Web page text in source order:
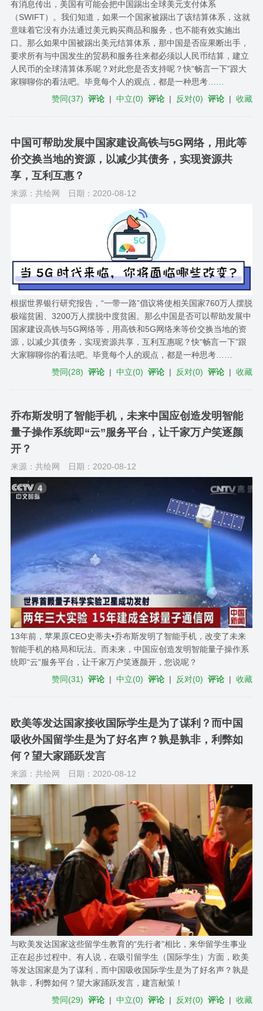
有消息传出，美国有可能会把中国踢出全球美元支付体系
（SWIFT）。我们知道，如果一个国家被踢出了该结算体系，这就
意味着它没有办法通过美元购买商品和服务，也不能有效实施出
口。那么如果中国被踢出美元结算体系，那中国是否应果断出手，
要求所有与中国发生的贸易和服务往来都必须以人民币结算，建立
人民币的全球清算体系呢？对此您是否支持呢？快“畅言一下”跟大
家聊聊你的看法吧。毕竟每个人的观点，都是一种思考……
赞同(37) 评论 |中立(0) 评论 | 反对(0) 评论 |收藏
中国可帮助发展中国家建设高铁与5G网络，用此等
价交换当地的资源，以减少其债务，实现资源共
享，互利互惠？
来源：共绘网 日期：2020-08-12
根据世界银行研究报告，“一带一路”倡议将使相关国家760万人摆脱
极端贫困、3200万人摆脱中度贫困。那么中国是否可以帮助发展中
国家建设高铁与5G网络等，用高铁和5G网络来等价交换当地的资
源，以减少其债务，实现资源共享，互利互惠呢？快“畅言一下”跟
大家聊聊你的看法吧。毕竟每个人的观点，都是一种思考……
赞同(28) 评论 |中立(0) 评论 | 反对(0) 评论 |收藏
乔布斯发明了智能手机，未来中国应创造发明智能
量子操作系统即“云”服务平台，让千家万户笑逐颜
开？
来源：共绘网 日期：2020-08-12
13年前，苹果原CEO史蒂夫•乔布斯发明了智能手机，改变了未来
智能手机的格局和玩法。而未来，中国应创造发明智能量子操作系
统即“云”服务平台，让千家万户笑逐颜开，您说呢？
赞同(31) 评论 |中立(0) 评论 | 反对(0) 评论 |收藏
欧美等发达国家接收国际学生是为了谋利？而中国
吸收外国留学生是为了好名声？孰是孰非，利弊如
何？望大家踊跃发言
来源：共绘网 日期：2020-08-12
与欧美发达国家这些留学生教育的“先行者”相比，来华留学生事业
正在起步过程中。有人说，在吸引留学生（国际学生）方面，欧美
等发达国家是为了谋利，而中国吸收国际学生是为了好名声？孰是
孰非，利弊如何？望大家踊跃发言，建言献策！
赞同(29) 评论 |中立(0) 评论 | 反对(0) 评论 |收藏